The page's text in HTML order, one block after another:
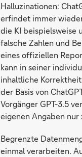
Halluzinationen:
erfindet immer
die KI beispielsweise
falsche Zahlen und
eines offiziellen
kann in seiner
inhaltliche
der Basis von
Vorgänger GPT-3.5
eigenen Angaben
Begrenzte
einmal verarbeiten.